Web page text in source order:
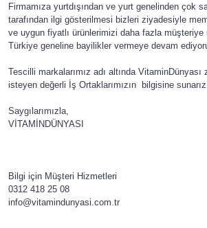
Firmamıza yurtdışından ve yurt genelinden çok
tarafından ilgi gösterilmesi bizleri ziyadesiyle
ve uygun fiyatlı ürünlerimizi daha fazla müşteriye
Türkiye geneline bayilikler vermeye devam
Tescilli markalarımız adı altında VitaminDünyası
isteyen değerli İş Ortaklarımızın bilgisine
Saygılarımızla,
VİTAMİNDÜNYASI
Bilgi için Müşteri Hizmetleri
0312 418 25 08
info@vitamindunyasi.com.tr